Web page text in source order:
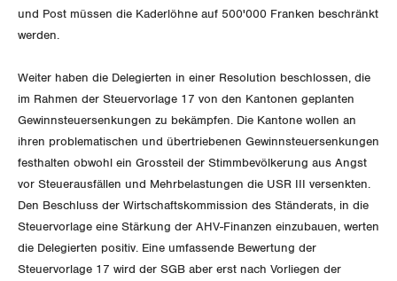
Jugendkommission
Queer-Kommission
Rentner:innen-Kommission
Freiburg
Genf
Glarus
Graubünden
Jura
OFFENE STELLEN
Vernehmlassungen
Bücher/Broschüren
und Post müssen die Kaderlöhne auf 500'000 Franken beschränkt
werden.
Weiter haben die Delegierten in einer Resolution beschlossen, die
im Rahmen der Steuervorlage 17 von den Kantonen geplanten
Gewinnsteuersenkungen zu bekämpfen. Die Kantone wollen an
ihren problematischen und übertriebenen Gewinnsteuersenkungen
festhalten obwohl ein Grossteil der Stimmbevölkerung aus Angst
vor Steuerausfällen und Mehrbelastungen die USR III versenkten.
Den Beschluss der Wirtschaftskommission des Ständerats, in die
Steuervorlage eine Stärkung der AHV-Finanzen einzubauen, werten
die Delegierten positiv. Eine umfassende Bewertung der
Steuervorlage 17 wird der SGB aber erst nach Vorliegen der